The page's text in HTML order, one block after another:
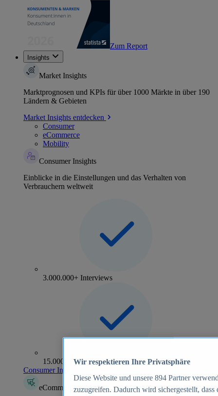
Zum Report
Insights
Market Insights
Marktprognosen und KPIs für über 1000 Märkte in über 190
Ländern & Gebieten
Market Insights entdecken
Consumer
eCommerce
Mobility
Consumer Insights
Einblicke in die Einstellungen und das Verhalten von
Verbrauchern weltweit
3.000.000+ Interviews
15.000+ Marken
Consumer Insights entdecken
eCommerce Insights
Wir respektieren Ihre Privatsphäre
Diese Website und unsere 894 Partner
zuzugreifen. Dadurch wird sichergestellt,